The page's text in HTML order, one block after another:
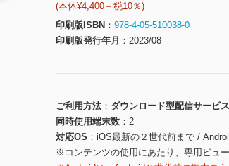
(本体¥4,400＋税10％)
印刷版ISBN
978-4-05-510038-0
印刷版発行年月
2023/08
ご利用方法
ダウンロード型配信サービス
同時使用端末数
2
対応OS
iOS最新の２世代前まで /
※コンテンツの使用にあたり、専用ビュ